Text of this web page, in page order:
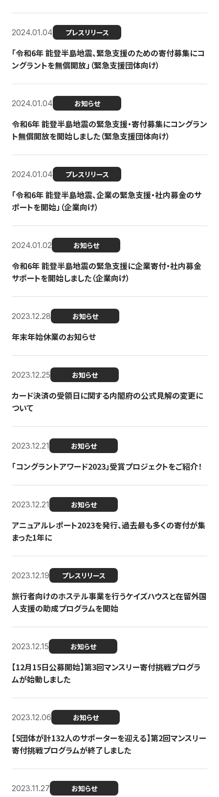
2024.01.04 プレスリリース
「令和6年 能登半島地震、緊急支援のための寄付募集にコ
ングラントを無償開放」（緊急支援団体向け）
2024.01.04 お知らせ
令和6年 能登半島地震の緊急支援・寄付募集にコングラン
ト無償開放を開始しました（緊急支援団体向け）
2024.01.04 プレスリリース
「令和6年 能登半島地震、企業の緊急支援・社内募金のサ
ポートを開始」（企業向け）
2024.01.02 お知らせ
令和6年 能登半島地震の緊急支援に企業寄付・社内募金
サポートを開始しました（企業向け）
2023.12.28 お知らせ
年末年始休業のお知らせ
2023.12.25 お知らせ
カード決済の受領日に関する内閣府の公式見解の変更に
ついて
2023.12.21 お知らせ
「コングラントアワード2023」受賞プロジェクトをご紹介！
2023.12.21 お知らせ
アニュアルレポート2023を発行、過去最も多くの寄付が集
まった1年に
2023.12.19 プレスリリース
旅行者向けのホステル事業を行うケイズハウスと在留外国
人支援の助成プログラムを開始
2023.12.15 お知らせ
【12月15日公募開始】第3回マンスリー寄付挑戦プログラ
ムが始動しました
2023.12.06 お知らせ
【5団体が計132人のサポーターを迎える】第2回マンスリー
寄付挑戦プログラムが終了しました
2023.11.27 お知らせ